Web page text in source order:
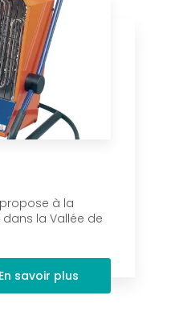
à la
la Vallée de
En savoir plus